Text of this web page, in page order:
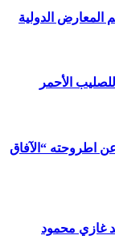
الأحمر
اطروحته “الآفاق
غازي محمود